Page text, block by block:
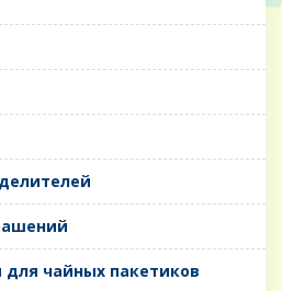
чайных пакетиков